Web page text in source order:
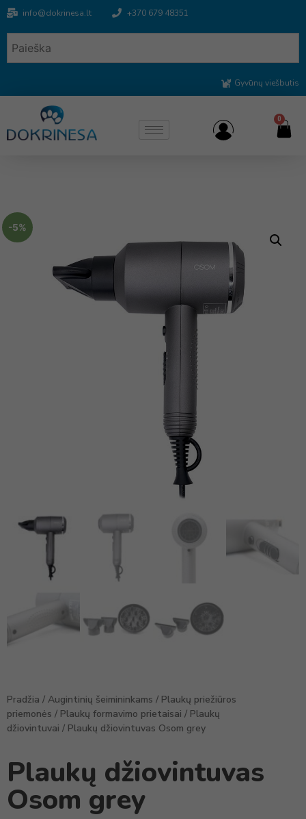
info@dokrinesa.lt +370 679 48351
Gyvūnų viešbutis
0
-5%
Pradžia / Augintinių šeimininkams / Plaukų priežiūros
priemonės / Plaukų formavimo prietaisai / Plaukų
džiovintuvai / Plaukų džiovintuvas Osom grey
Plaukų džiovintuvas
Osom grey